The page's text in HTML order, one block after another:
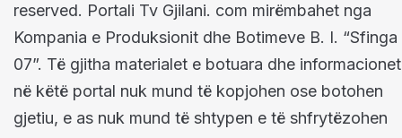
reserved. Portali Tv Gjilani. com mirëmbahet nga
Kompania e Produksionit dhe Botimeve B. I. “Sfinga
07”. Të gjitha materialet e botuara dhe informacionet
në këtë portal nuk mund të kopjohen ose botohen
gjetiu, e as nuk mund të shtypen e të shfrytëzohen